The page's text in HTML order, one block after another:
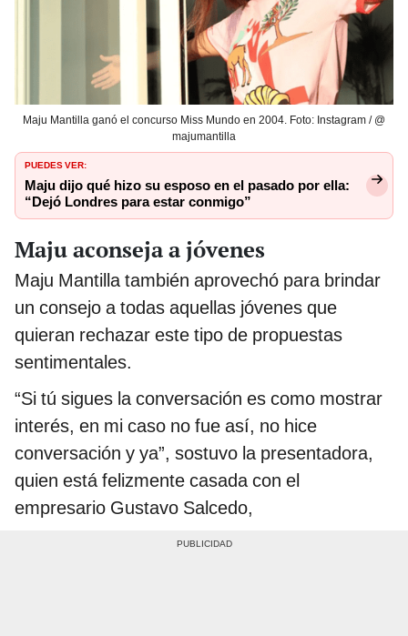
Maju Mantilla ganó el concurso Miss Mundo en 2004. Foto: Instagram / @
majumantilla
PUEDES VER:
Maju dijo qué hizo su esposo en el pasado por ella:
“Dejó Londres para estar conmigo”
Maju aconseja a jóvenes
Maju Mantilla también aprovechó para brindar
un consejo a todas aquellas jóvenes que
quieran rechazar este tipo de propuestas
sentimentales.
“Si tú sigues la conversación es como mostrar
interés, en mi caso no fue así, no hice
conversación y ya”, sostuvo la presentadora,
quien está felizmente casada con el
empresario Gustavo Salcedo,